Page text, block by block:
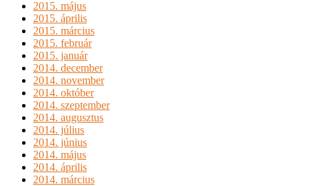
2015. május
2015. április
2015. március
2015. február
2015. január
2014. december
2014. november
2014. október
2014. szeptember
2014. augusztus
2014. július
2014. június
2014. május
2014. április
2014. március